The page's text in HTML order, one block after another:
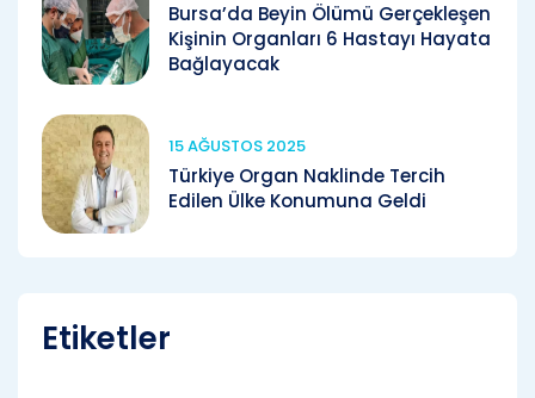
Bursa’da Beyin Ölümü Gerçekleşen
Kişinin Organları 6 Hastayı Hayata
Bağlayacak
15 AĞUSTOS 2025
Türkiye Organ Naklinde Tercih
Edilen Ülke Konumuna Geldi
Etiketler